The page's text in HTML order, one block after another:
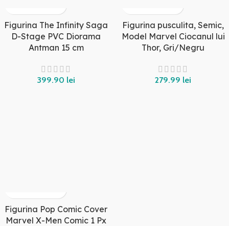
Figurina The Infinity Saga
D-Stage PVC Diorama
Antman 15 cm
lei
Figurina pusculita, Semic,
Model Marvel Ciocanul lui
Thor, Gri/Negru
lei
Figurina Pop Comic Cover
Marvel X-Men Comic 1 Px